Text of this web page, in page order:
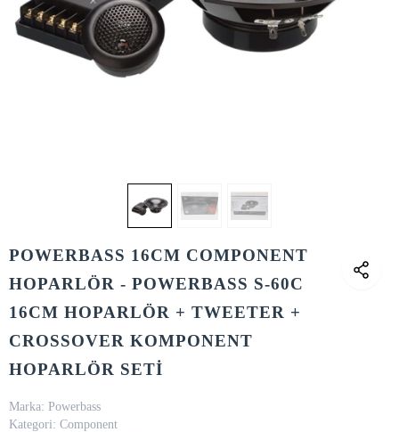
POWERBASS 16CM COMPONENT
HOPARLÖR - POWERBASS S-60C
16CM HOPARLÖR + TWEETER +
CROSSOVER KOMPONENT
HOPARLÖR SETİ
Marka: Powerbass
Kategori: Component